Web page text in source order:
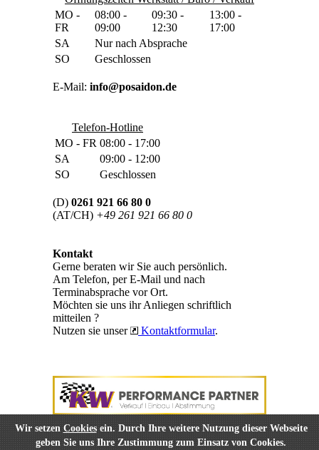
Wir setzenCookiesein. Durch Ihre weitere Nutzung dieser Webseite
geben Sie uns Ihre Zustimmung zum Einsatz von Cookies.
MO -
FR
08:00 -
09:00
09:30 -
12:30
13:00 -
17:00
SA
Nur nach Absprache
SO
Geschlossen
E-Mail: info@posaidon.de
Telefon-Hotline
MO - FR 08:00 - 17:00
SA
09:00 - 12:00
SO
Geschlossen
(D) 0261 921 66 80 0
(AT/CH) +49 261 921 66 80 0
Kontakt
Gerne beraten wir Sie auch persönlich.
Am Telefon, per E-Mail und nach
Terminabsprache vor Ort.
Möchten sie uns ihr Anliegen schriftlich
mitteilen ?
Nutzen sie unser
Kontaktformular.